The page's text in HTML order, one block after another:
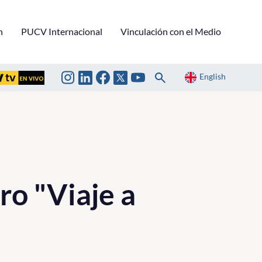
PUCV Internacional Vinculación con el Medio
English
"Viaje a